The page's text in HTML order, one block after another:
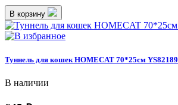
В корзину
Туннель для кошек HOMECAT 70*25см YS82189
В наличии